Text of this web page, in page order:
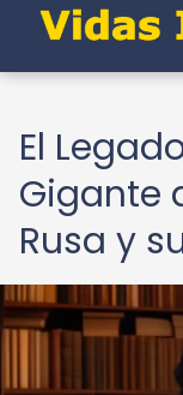
El
Gigante
Rusa y